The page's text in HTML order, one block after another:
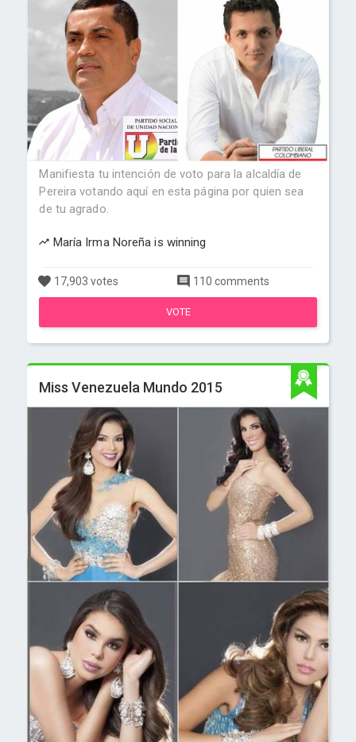
Manifiesta tu intención de voto para la alcaldía de
Pereira votando aquí en esta página por quien sea
de tu agrado.
María Irma Noreña is winning
17,903 votes 110 comments
VOTE
Miss Venezuela Mundo 2015